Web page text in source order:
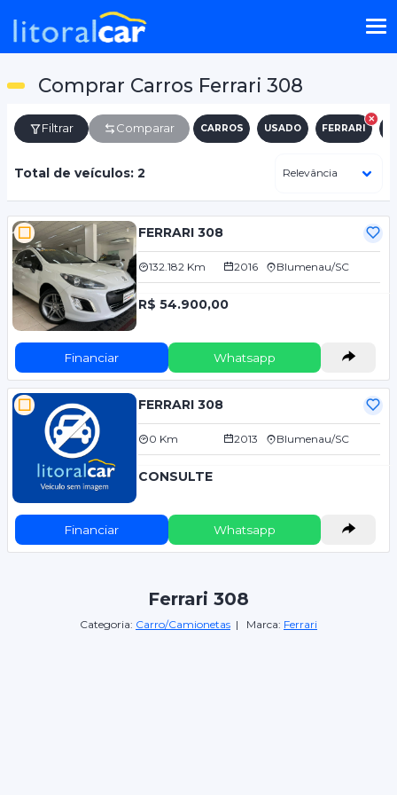
Comprar Carros Ferrari 308
Filtrar Comparar CARROS USADO FERRARI
Total de veículos: 2
FERRARI 308
132.182 Km 2016 Blumenau/SC
R$ 54.900,00
Financiar Whatsapp
FERRARI 308
0 Km 2013 Blumenau/SC
CONSULTE
Financiar Whatsapp
Ferrari 308
Categoria: Carro/Camionetas | Marca: Ferrari